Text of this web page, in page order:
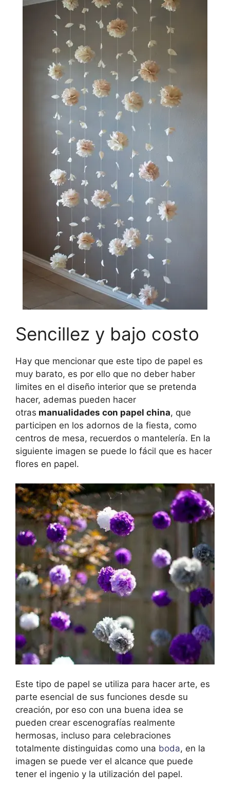
Sencillez y bajo costo
Hay que mencionar que este tipo de papel es
muy barato, es por ello que no deber haber
limites en el diseño interior que se pretenda
hacer, ademas pueden hacer
otras manualidades con papel china, que
participen en los adornos de la fiesta, como
centros de mesa, recuerdos o mantelería. En la
siguiente imagen se puede lo fácil que es hacer
flores en papel.
Este tipo de papel se utiliza para hacer arte, es
parte esencial de sus funciones desde su
creación, por eso con una buena idea se
pueden crear escenografías realmente
hermosas, incluso para celebraciones
totalmente distinguidas como una boda, en la
imagen se puede ver el alcance que puede
tener el ingenio y la utilización del papel.